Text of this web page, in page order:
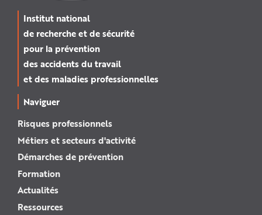
Institut national
de recherche et de sécurité
pour la prévention
des accidents du travail
et des maladies professionnelles
Naviguer
Risques professionnels
Métiers et secteurs d'activité
Démarches de prévention
Formation
Actualités
Ressources